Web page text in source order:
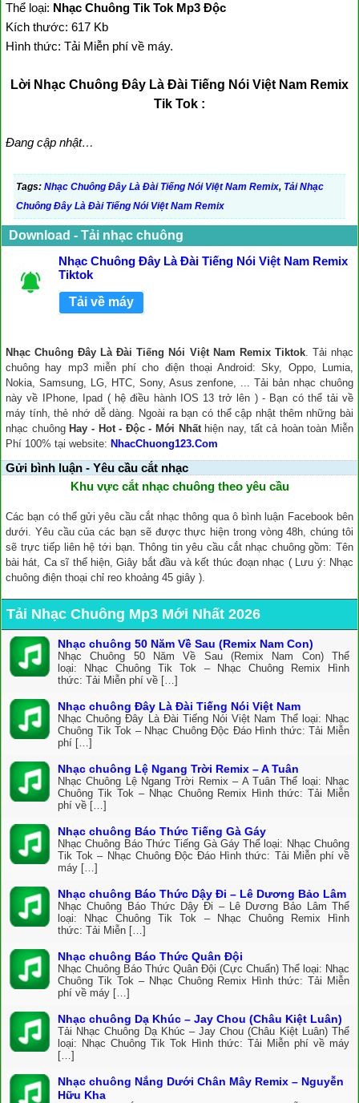
Thể loại: Nhạc Chuông Tik Tok Mp3 Độc
Kích thước: 617 Kb
Hình thức: Tải Miễn phí về máy.
Lời Nhạc Chuông Đây Là Đài Tiếng Nói Việt Nam Remix
Tik Tok :
Đang cập nhật…
Tags: Nhạc Chuông Đây Là Đài Tiếng Nói Việt Nam Remix, Tải Nhạc
Chuông Đây Là Đài Tiếng Nói Việt Nam Remix
Download - Tải nhạc chuông
Nhạc Chuông Đây Là Đài Tiếng Nói Việt Nam Remix
Tiktok
Tải về máy
Nhạc Chuông Đây Là Đài Tiếng Nói Việt Nam Remix Tiktok. Tải nhạc
chuông hay mp3 miễn phí cho điện thoại Android: Sky, Oppo, Lumia,
Nokia, Samsung, LG, HTC, Sony, Asus zenfone, ... Tải bản nhạc chuông
này về IPhone, Ipad ( hệ điều hành IOS 13 trở lên ) - Bạn có thể tải về
máy tính, thẻ nhớ dễ dàng. Ngoài ra bạn có thể cập nhật thêm những bài
nhạc chuông Hay - Hot - Độc - Mới Nhấthiện nay, tất cả hoàn toàn Miễn
Phí 100% tại website: NhacChuong123.Com
Gửi bình luận - Yêu cầu cắt nhạc
Khu vực cắt nhạc chuông theo yêu cầu
Các bạn có thể gửi yêu cầu cắt nhạc thông qua ô bình luận Facebook bên
dưới. Yêu cầu của các bạn sẽ được thực hiện trong vòng 48h, chúng tôi
sẽ trực tiếp liên hệ tới bạn. Thông tin yêu cầu cắt nhạc chuông gồm: Tên
bài hát, Ca sĩ thể hiện, Giây bắt đầu và kết thúc đoạn nhạc ( Lưu ý: Nhạc
chuông điện thoại chỉ reo khoảng 45 giây ).
Tải Nhạc Chuông Mp3 Mới Nhất 2026
Nhạc chuông 50 Năm Về Sau (Remix Nam Con)
Nhạc Chuông 50 Năm Về Sau (Remix Nam Con) Thể
loại: Nhạc Chuông Tik Tok – Nhạc Chuông Remix Hình
thức: Tải Miễn phí về […]
Nhạc chuông Đây Là Đài Tiếng Nói Việt Nam
Nhạc Chuông Đây Là Đài Tiếng Nói Việt Nam Thể loại: Nhạc
Chuông Tik Tok – Nhạc Chuông Độc Đáo Hình thức: Tải Miễn
phí […]
Nhạc chuông Lệ Ngang Trời Remix – A Tuân
Nhạc Chuông Lệ Ngang Trời Remix – A Tuân Thể loại: Nhạc
Chuông Tik Tok – Nhạc Chuông Remix Hình thức: Tải Miễn
phí về […]
Nhạc chuông Báo Thức Tiếng Gà Gáy
Nhạc Chuông Báo Thức Tiếng Gà Gáy Thể loại: Nhạc Chuông
Tik Tok – Nhạc Chuông Độc Đáo Hình thức: Tải Miễn phí về
máy […]
Nhạc chuông Báo Thức Dậy Đi – Lê Dương Bảo Lâm
Nhạc Chuông Báo Thức Dậy Đi – Lê Dương Bảo Lâm Thể
loại: Nhạc Chuông Tik Tok – Nhạc Chuông Remix Hình
thức: Tải Miễn […]
Nhạc chuông Báo Thức Quân Đội
Nhạc Chuông Báo Thức Quân Đội (Cực Chuẩn) Thể loại: Nhạc
Chuông Tik Tok – Nhạc Chuông Remix Hình thức: Tải Miễn
phí về máy […]
Nhạc chuông Dạ Khúc – Jay Chou (Châu Kiệt Luân)
Tải Nhạc Chuông Dạ Khúc – Jay Chou (Châu Kiệt Luân) Thể
loại: Nhạc Chuông Tik Tok Hình thức: Tải Miễn phí về máy
[…]
Nhạc chuông Nắng Dưới Chân Mây Remix – Nguyễn
Hữu Kha